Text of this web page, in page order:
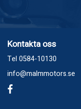
Kontakta oss
Tel 0584-10130
info@malmmotors.se